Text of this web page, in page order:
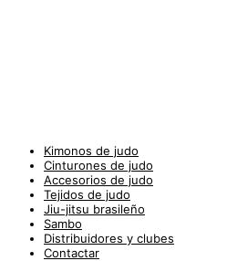
Kimonos de judo
Cinturones de judo
Accesorios de judo
Tejidos de judo
Jiu-jitsu brasileño
Sambo
Distribuidores y clubes
Contactar